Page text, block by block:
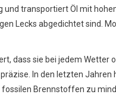
und transportiert Öl mit
Lecks abgedichtet sind.
dass sie bei jedem
In den letzten
Brennstoffen zu